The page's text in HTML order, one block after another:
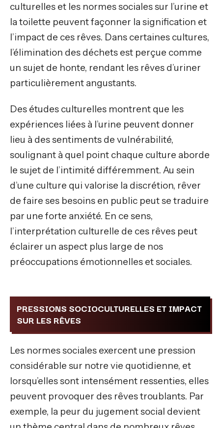
culturelles et les normes sociales sur l’urine et
la toilette peuvent façonner la signification et
l’impact de ces rêves. Dans certaines cultures,
l’élimination des déchets est perçue comme
un sujet de honte, rendant les rêves d’uriner
particulièrement angustants.
Des études culturelles montrent que les
expériences liées à l’urine peuvent donner
lieu à des sentiments de vulnérabilité,
soulignant à quel point chaque culture aborde
le sujet de l’intimité différemment. Au sein
d’une culture qui valorise la discrétion, rêver
de faire ses besoins en public peut se traduire
par une forte anxiété. En ce sens,
l’interprétation culturelle de ces rêves peut
éclairer un aspect plus large de nos
préoccupations émotionnelles et sociales.
PRESSIONS SOCIOCULTURELLES ET IMPACT
SUR LES RÊVES
Les normes sociales exercent une pression
considérable sur notre vie quotidienne, et
lorsqu’elles sont intensément ressenties, elles
peuvent provoquer des rêves troublants. Par
exemple, la peur du jugement social devient